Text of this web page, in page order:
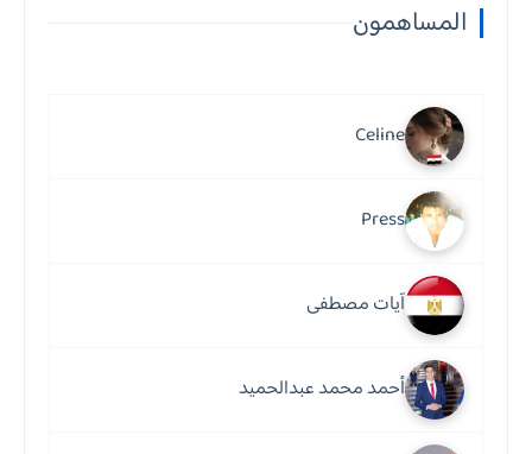
المساهمون
Celine
Press
آيات مصطفى
أحمد محمد عبدالحميد